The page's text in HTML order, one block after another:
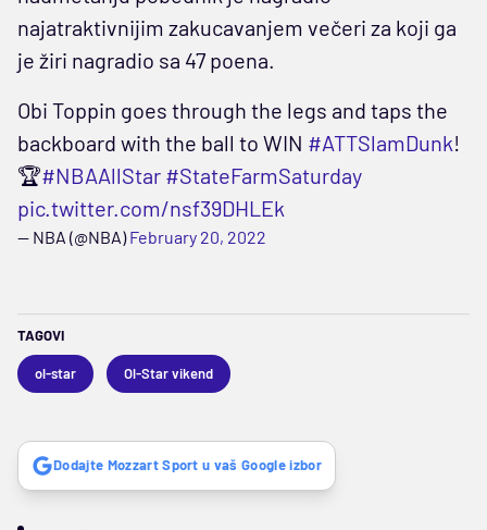
najatraktivnijim zakucavanjem večeri za koji ga
je žiri nagradio sa 47 poena.
Obi Toppin goes through the legs and taps the
backboard with the ball to WIN #ATTSlamDunk!
🏆#NBAAllStar #StateFarmSaturday
pic.twitter.com/nsf39DHLEk
— NBA (@NBA)February 20, 2022
TAGOVI
ol-star Ol-Star vikend
Dodajte Mozzart Sport u vaš Google izbor